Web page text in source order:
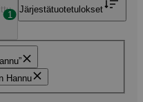
Hannu
1
Järjestätuotetulokset